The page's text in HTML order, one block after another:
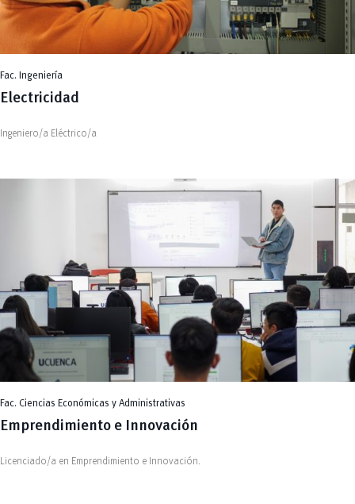
Fac. Ingeniería
Electricidad
Ingeniero/a Eléctrico/a
Fac. Ciencias Económicas y Administrativas
Emprendimiento e Innovación
Licenciado/a en Emprendimiento e Innovación.